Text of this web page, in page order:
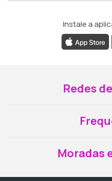
Instale a
Redes
Moradas